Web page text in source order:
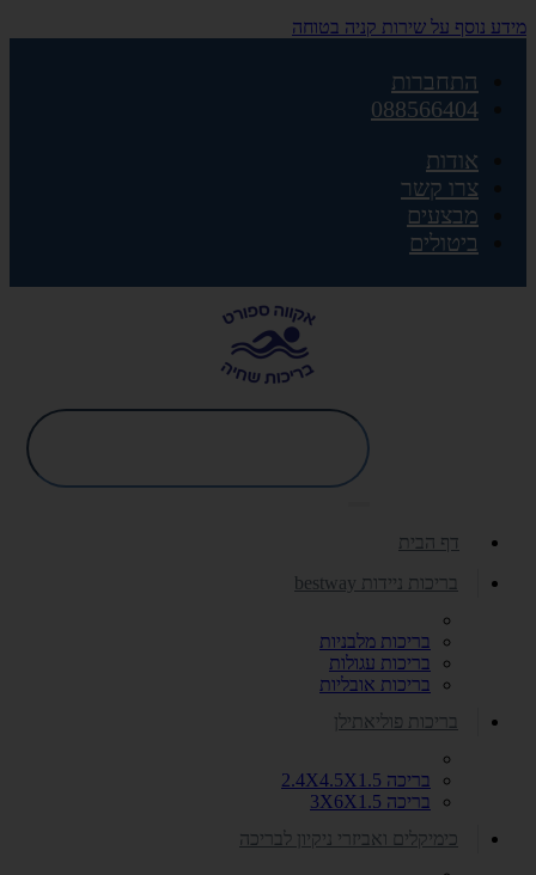
מידע נוסף על שירות קניה בטוחה
התחברות
088566404
אודות
צרו קשר
מבצעים
ביטולים
דף הבית
בריכות ניידות bestway
בריכות מלבניות
בריכות עגולות
בריכות אובליות
בריכות פוליאתילן
בריכה 2.4X4.5X1.5
בריכה 3X6X1.5
כימיקלים ואביזרי ניקיון לבריכה